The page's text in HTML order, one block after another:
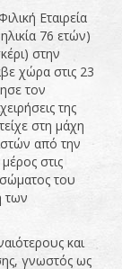
Εταιρεία
76 ετών)
στην
χώρα στις 23
τον
της
στη μάχη
από την
στις
σώματος του
των
και
γνωστός ως